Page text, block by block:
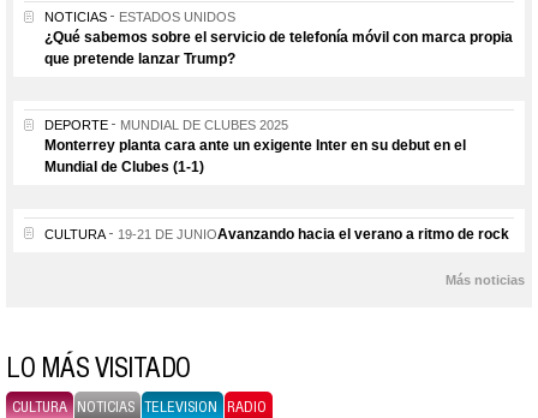
NOTICIAS ESTADOS UNIDOS
¿Qué sabemos sobre el servicio de telefonía móvil con marca propia
que pretende lanzar Trump?
DEPORTE MUNDIAL DE CLUBES 2025
Monterrey planta cara ante un exigente Inter en su debut en el
Mundial de Clubes (1-1)
CULTURA 19-21 DE JUNIOAvanzando hacia el verano a ritmo de rock
Más noticias
LO MÁS VISITADO
CULTURA NOTICIAS TELEVISION RADIO